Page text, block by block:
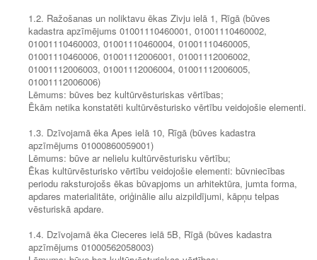
1.2. Ražošanas un noliktavu ēkas Zivju ielā 1, Rīgā (būves
kadastra apzīmējums 01001110460001, 01001110460002,
01001110460003, 01001110460004, 01001110460005,
01001110460006, 01001112006001, 01001112006002,
01001112006003, 01001112006004, 01001112006005,
01001112006006)
Lēmums: būves bez kultūrvēsturiskas vērtības;
Ēkām netika konstatēti kultūrvēsturisko vērtību veidojošie elementi.
1.3. Dzīvojamā ēka Apes ielā 10, Rīgā (būves kadastra
apzīmējums 01000860059001)
Lēmums: būve ar nelielu kultūrvēsturisku vērtību;
Ēkas kultūrvēsturisko vērtību veidojošie elementi: būvniecības
periodu raksturojošs ēkas būvapjoms un arhitektūra, jumta forma,
apdares materialitāte, oriģinālie ailu aizpildījumi, kāpņu telpas
vēsturiskā apdare.
1.4. Dzīvojamā ēka Cieceres ielā 5B, Rīgā (būves kadastra
apzīmējums 01000562058003)